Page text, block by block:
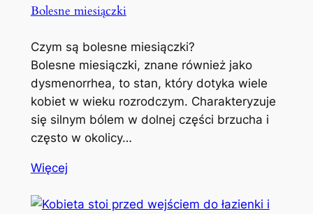
Bolesne miesiączki
Czym są bolesne miesiączki?
Bolesne miesiączki, znane również jako
dysmenorrhea, to stan, który dotyka wiele
kobiet w wieku rozrodczym. Charakteryzuje
się silnym bólem w dolnej części brzucha i
często w okolicy…
Więcej